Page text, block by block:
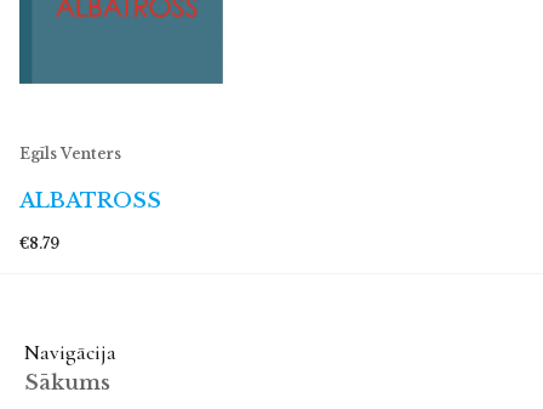
Egīls Venters
ALBATROSS
€8.79
Navigācija
Sākums